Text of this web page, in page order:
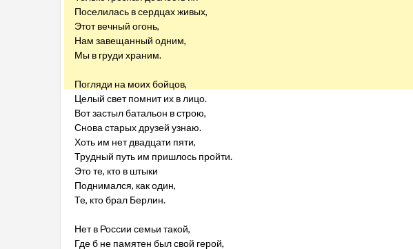
Поселилась в сердцах живых,
Этот вечный огонь,
Нам завещанный одним,
Мы в груди храним.
Погляди на моих бойцов,
Целый свет помнит их в лицо.
Вот застыл батальон в строю,
Снова старых друзей узнаю.
Хоть им нет двадцати пяти,
Трудный путь им пришлось пройти.
Это те, кто в штыки
Поднимался, как один,
Те, кто брал Берлин.
Нет в России семьи такой,
Где б не памятен был свой герой,